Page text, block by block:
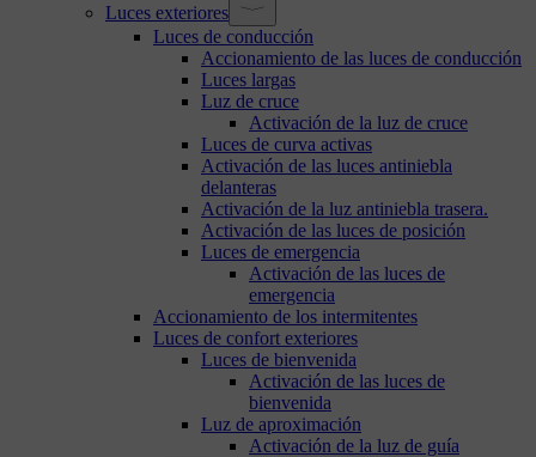
Luces exteriores
Luces de conducción
Accionamiento de las luces de conducción
Luces largas
Luz de cruce
Activación de la luz de cruce
Luces de curva activas
Activación de las luces antiniebla
delanteras
Activación de la luz antiniebla trasera.
Activación de las luces de posición
Luces de emergencia
Activación de las luces de
emergencia
Accionamiento de los intermitentes
Luces de confort exteriores
Luces de bienvenida
Activación de las luces de
bienvenida
Luz de aproximación
Activación de la luz de guía